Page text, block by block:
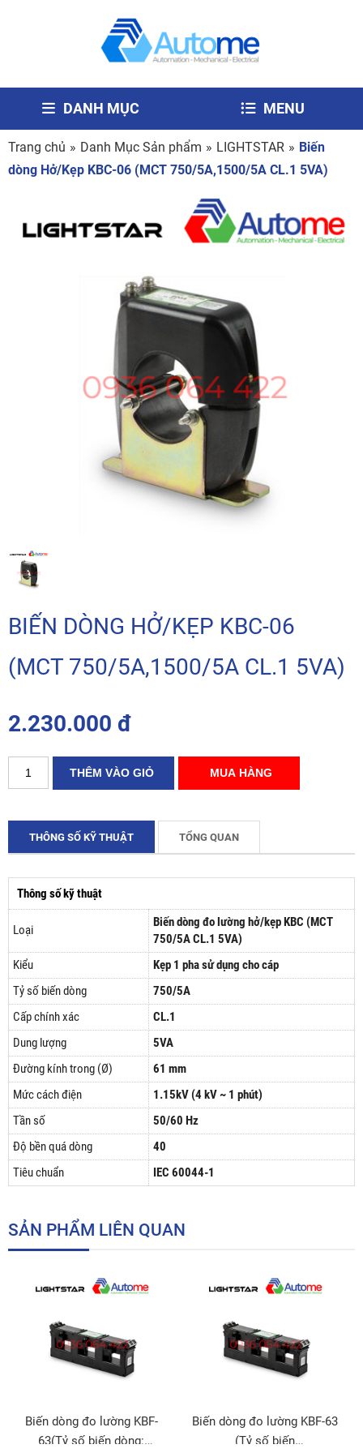
DANH MỤC MENU
Trang chủ » Danh Mục Sản phẩm » LIGHTSTAR » Biến
dòng Hở/Kẹp KBC-06 (MCT 750/5A,1500/5A CL.1 5VA)
BIẾN DÒNG HỞ/KẸP KBC-06
(MCT 750/5A,1500/5A CL.1 5VA)
2.230.000 đ
THÔNG SỐ KỸ THUẬT TỔNG QUAN
Thông số kỹ thuật
Loại
Biến dòng đo lường hở/kẹp KBC (MCT
750/5A CL.1 5VA)
Kiểu
Kẹp 1 pha sử dụng cho cáp
Tỷ số biến dòng
750/5A
Cấp chính xác
CL.1
Dung lượng
5VA
Đường kính trong (Ø)
61 mm
Mức cách điện
1.15kV (4 kV ~ 1 phút)
Tần số
50/60 Hz
Độ bền quá dòng
40
Tiêu chuẩn
IEC 60044-1
SẢN PHẨM LIÊN QUAN
Biến dòng đo lường KBF-
63(Tỷ số biến dòng:
Biến dòng đo lường KBF-63
(Tỷ số biến